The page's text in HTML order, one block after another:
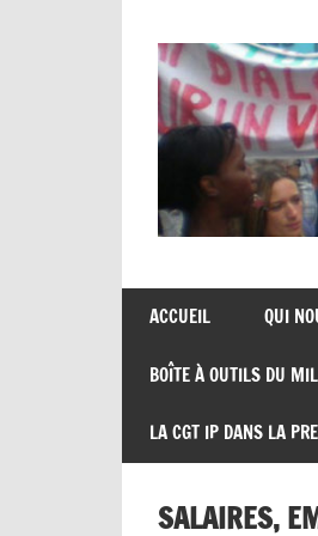
content
CGT
insertion
de
syndicats
insertion
ACCUEIL QUI
BOÎTE À OUTILS DU
LA CGT IP DANS LA
SALAIRES,